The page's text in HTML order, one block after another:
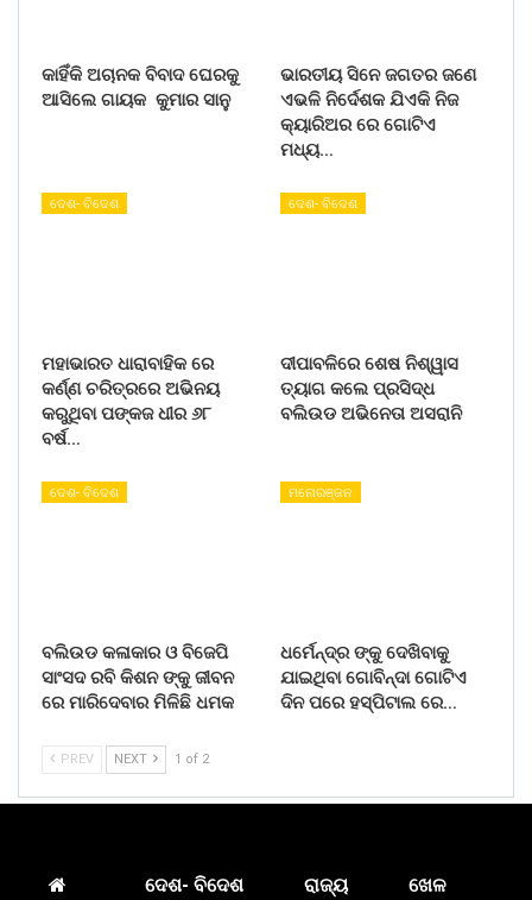
କାହିଁକି ଅଚାନକ ବିବାଦ ଘେରକୁ
ଆସିଲେ ଗାୟକ କୁମାର ସାନୁ
ଭାରତୀୟ ସିନେ ଜଗତର ଜଣେ
ଏଭଳି ନିର୍ଦେଶକ ଯିଏକି ନିଜ
କ୍ୟାରିଅର ରେ ଗୋଟିଏ
ମଧ୍ୟ…
ଦେଶ- ବିଦେଶ
ମହାଭାରତ ଧାରାବାହିକ ରେ
କର୍ଣ୍ଣ ଚରିତ୍ରରେ ଅଭିନୟ
କରୁଥିବା ପଙ୍କଜ ଧୀର ୬୮
ବର୍ଷ…
ଦେଶ- ବିଦେଶ
ଦୀପାବଳିରେ ଶେଷ ନିଶ୍ୱାସ
ତ୍ୟାଗ କଲେ ପ୍ରସିଦ୍ଧ
ବଲିଉଡ ଅଭିନେତା ଅସରାନି
ଦେଶ- ବିଦେଶ
ବଲିଉଡ କଳାକାର ଓ ବିଜେପି
ସାଂସଦ ରବି କିଶନ ଙ୍କୁ ଜୀବନ
ରେ ମାରିଦେବାର ମିଳିଛି ଧମକ
ମନୋରଞ୍ଜନ
ଧର୍ମେନ୍ଦ୍ର ଙ୍କୁ ଦେଖିବାକୁ
ଯାଇଥିବା ଗୋବିନ୍ଦା ଗୋଟିଏ
ଦିନ ପରେ ହସ୍ପିଟାଲ ରେ…
PREV NEXT 1 of 2
ଦେଶ- ବିଦେଶ ରାଜ୍ୟ ଖେଳ